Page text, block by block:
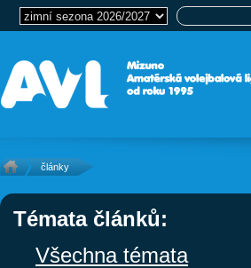
články
Témata článků:
Všechna témata